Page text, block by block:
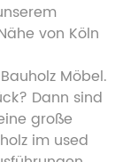
von Köln
Möbel.
Dann sind
große
im used